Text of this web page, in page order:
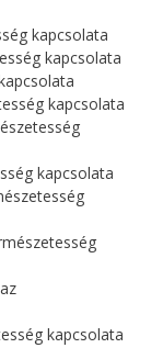
kapcsolata
kapcsolata
kapcsolata
kapcsolata
kapcsolata